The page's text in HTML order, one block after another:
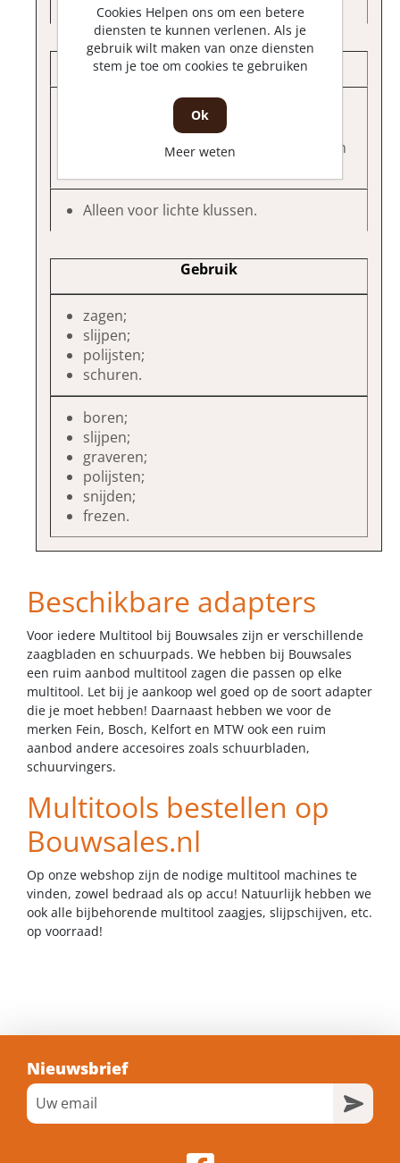
Nadelen
Niet zo precies;
Een multitool is heel breed inzetbaar
maar legt in sommige gevallen af tegen
Alleen voor lichte klussen.
Gebruik
zagen;
slijpen;
polijsten;
schuren.
boren;
slijpen;
graveren;
polijsten;
snijden;
frezen.
Beschikbare adapters
Voor iedere Multitool bij Bouwsales zijn er verschillende
zaagbladen en schuurpads. We hebben bij Bouwsales
een ruim aanbod multitool zagen die passen op elke
multitool. Let bij je aankoop wel goed op de soort adapter
die je moet hebben! Daarnaast hebben we voor de
merken Fein, Bosch, Kelfort en MTW ook een ruim
aanbod andere accesoires zoals schuurbladen,
schuurvingers.
Multitools bestellen op
Bouwsales.nl
Op onze webshop zijn de nodige multitool machines te
vinden, zowel bedraad als op accu! Natuurlijk hebben we
ook alle bijbehorende multitool zaagjes, slijpschijven, etc.
op voorraad!
Nieuwsbrief
Cookies Helpen ons om een betere
diensten te kunnen verlenen. Als je
gebruik wilt maken van onze diensten
stem je toe om cookies te gebruiken
Ok
Meer weten